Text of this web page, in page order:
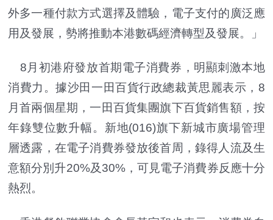
外多一種付款方式選擇及體驗，電子支付的廣泛應
用及發展，勢將推動本港數碼經濟轉型及發展。」
8月初港府發放首期電子消費券，明顯刺激本地
消費力。據沙田一田百貨行政總裁黃思麗表示，8
月首兩個星期，一田百貨集團旗下百貨銷售額，按
年錄雙位數升幅。新地(016)旗下新城市廣場管理
層透露，在電子消費券發放後首周，錄得人流及生
意額分別升20%及30%，可見電子消費券反應十分
熱烈。